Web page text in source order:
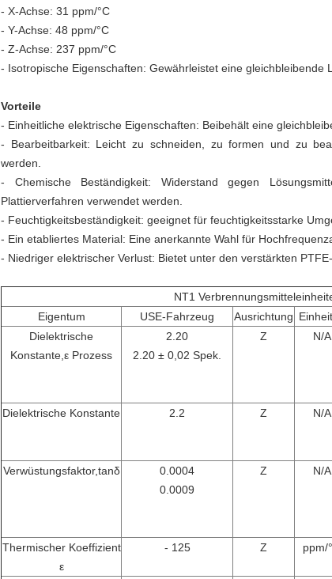
- X-Achse: 31 ppm/°C
- Y-Achse: 48 ppm/°C
- Z-Achse: 237 ppm/°C
- Isotropische Eigenschaften: Gewährleistet eine gleichbleibende
Vorteile
- Einheitliche elektrische Eigenschaften: Beibehält eine
- Bearbeitbarkeit: Leicht zu schneiden, zu formen und zu
werden.
- Chemische Beständigkeit: Widerstand gegen
Plattierverfahren verwendet werden.
- Feuchtigkeitsbeständigkeit: geeignet für feuchtigkeitsstarke
- Ein etabliertes Material: Eine anerkannte Wahl für
- Niedriger elektrischer Verlust: Bietet unter den verstärkten
NT1
Eigentum
USE-Fahrzeug Ausrichtung
Dielektrische
Konstante,ε Prozess
2.20
2.20 ± 0,02 Spek.
Z N/A
Dielektrische Konstante
2.2 Z N/A
Verwüstungsfaktor,tanδ
0.0004
0.0009
Z N/A
Thermischer Koeffizient
ε
- 125 Z ppm/